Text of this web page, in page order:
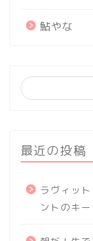
鮎やな
最近の投稿
ラヴィッ
ントのキー